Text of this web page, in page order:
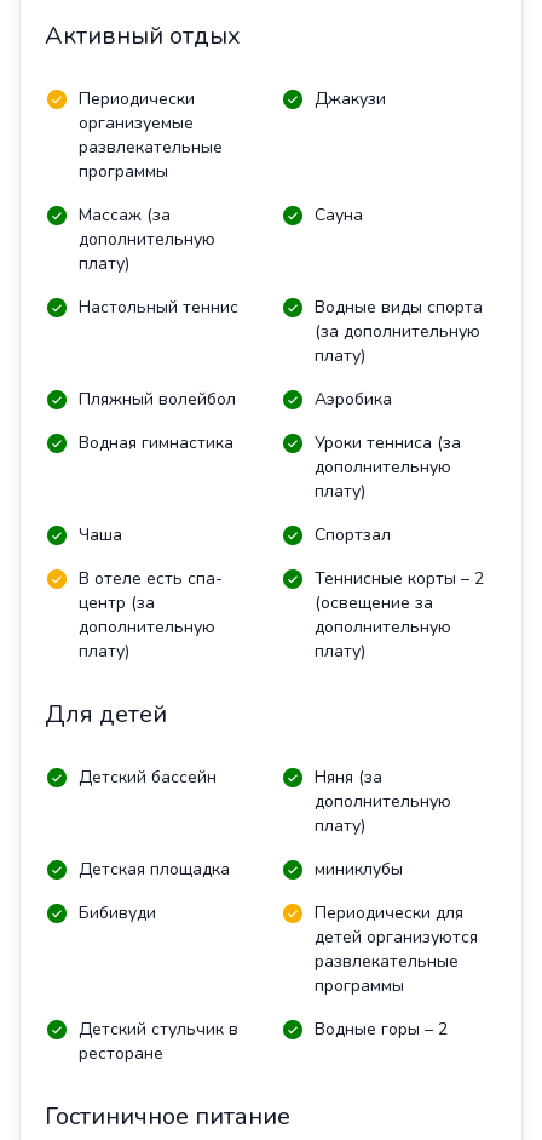
Активный отдых
Периодически
организуемые
развлекательные
программы
Джакузи
Массаж (за
дополнительную
плату)
Сауна
Настольный теннис
Водные виды спорта
(за дополнительную
плату)
Пляжный волейбол
Аэробика
Водная гимнастика
Уроки тенниса (за
дополнительную
плату)
Чаша
Спортзал
В отеле есть спа-
центр (за
дополнительную
плату)
Теннисные корты – 2
(освещение за
дополнительную
плату)
Для детей
Детский бассейн
Няня (за
дополнительную
плату)
Детская площадка
миниклубы
Бибивуди
Периодически для
детей организуются
развлекательные
программы
Детский стульчик в
ресторане
Водные горы – 2
Гостиничное питание